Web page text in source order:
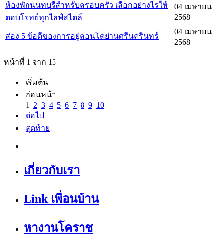
ห้องพักนนทบุรีสำหรับครอบครัว เลือกอย่างไรให้
ตอบโจทย์ทุกไลฟ์สไตล์
04 เมษายน
2568
ส่อง 5 ข้อดีของการอยู่คอนโดย่านศรีนครินทร์
04 เมษายน
2568
หน้าที่ 1 จาก 13
เริ่มต้น
ก่อนหน้า
1
2 3 4 5 6 7 8 9 10
ต่อไป
สุดท้าย
เกี่ยวกับเรา
Link เพื่อนบ้าน
หางานโคราช